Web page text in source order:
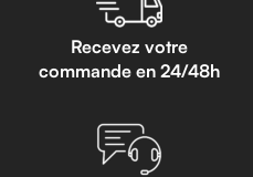
Recevez votre
commande en 24/48h